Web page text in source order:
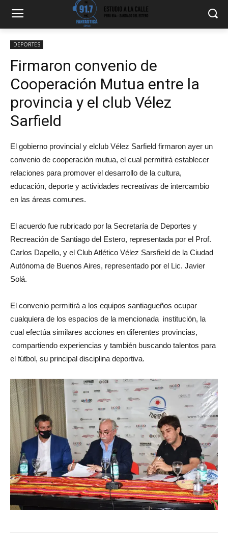
DEPORTES
Firmaron convenio de
Cooperación Mutua entre la
provincia y el club Vélez
Sarfield
El gobierno provincial y elclub Vélez Sarfield firmaron ayer un
convenio de cooperación mutua, el cual permitirá establecer
relaciones para promover el desarrollo de la cultura,
educación, deporte y actividades recreativas de intercambio
en las áreas comunes.
El acuerdo fue rubricado por la Secretaría de Deportes y
Recreación de Santiago del Estero, representada por el Prof.
Carlos Dapello, y el Club Atlético Vélez Sarsfield de la Ciudad
Autónoma de Buenos Aires, representado por el Lic. Javier
Solá.
El convenio permitirá a los equipos santiagueños ocupar
cualquiera de los espacios de la mencionada institución, la
cual efectúa similares acciones en diferentes provincias,
compartiendo experiencias y también buscando talentos para
el fútbol, su principal disciplina deportiva.